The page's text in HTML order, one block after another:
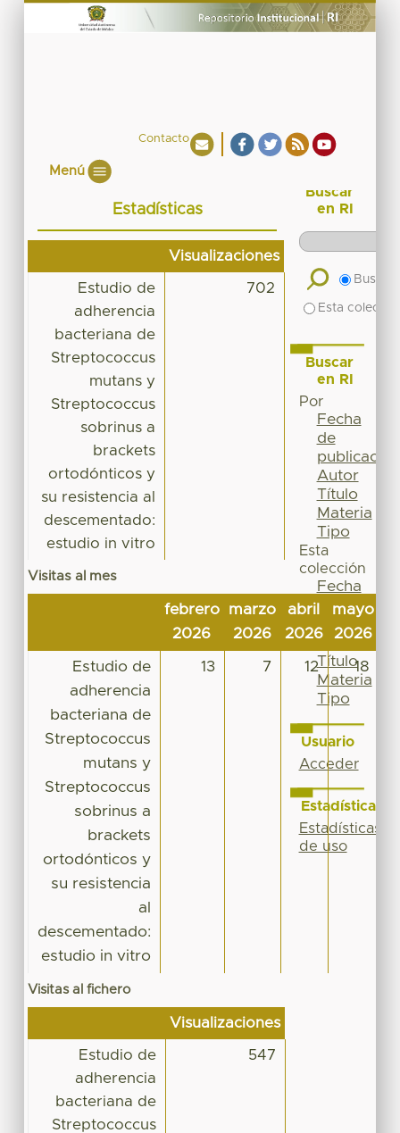
Contacto
Menú
Estadísticas
Visualizaciones
Estudio de
adherencia
bacteriana de
Streptococcus
mutans y
Streptococcus
sobrinus a
brackets
ortodónticos y
su resistencia al
descementado:
estudio in vitro
702
Visitas al mes
febrero
2026
marzo
2026
abril
2026
mayo
2026
Estudio de
adherencia
bacteriana de
Streptococcus
mutans y
Streptococcus
sobrinus a
brackets
ortodónticos y
su resistencia
al
descementado:
estudio in vitro
13 7 12 18
Visitas al fichero
Visualizaciones
Estudio de
adherencia
bacteriana de
Streptococcus
547
Buscar
en RI
Buscar
Esta
Buscar
en RI
Por
Fecha
de
publicación
Autor
Título
Materia
Tipo
Esta
colección
Fecha
de
publicación
Autor
Título
Materia
Tipo
Usuario
Acceder
Estadísticas
Estadísticas
de uso